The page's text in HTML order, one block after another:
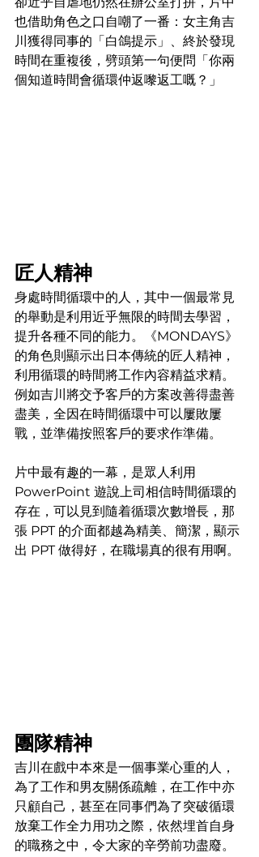
也借助角色之口自嘲了一番：女主角吉
川獲得同事的「白鴿提示」、終於發現
時間在重複後，劈頭第一句便問「你兩
個知道時間會循環仲返嚟返工嘅？」
匠人精神
身處時間循環中的人，其中一個最常見
的舉動是利用近乎無限的時間去學習，
提升各種不同的能力。《MONDAYS》
的角色則顯示出日本傳統的匠人精神，
利用循環的時間將工作內容精益求精。
例如吉川將交予客戶的方案改善得盡善
盡美，全因在時間循環中可以屢敗屢
戰，並準備按照客戶的要求作準備。
片中最有趣的一幕，是眾人利用
PowerPoint 遊說上司相信時間循環的
存在，可以見到隨着循環次數增長，那
張 PPT 的介面都越為精美、簡潔，顯示
出 PPT 做得好，在職場真的很有用啊。
團隊精神
吉川在戲中本來是一個事業心重的人，
為了工作和男友關係疏離，在工作中亦
只顧自己，甚至在同事們為了突破循環
放棄工作全力用功之際，依然埋首自身
的職務之中，令大家的辛勞前功盡廢。